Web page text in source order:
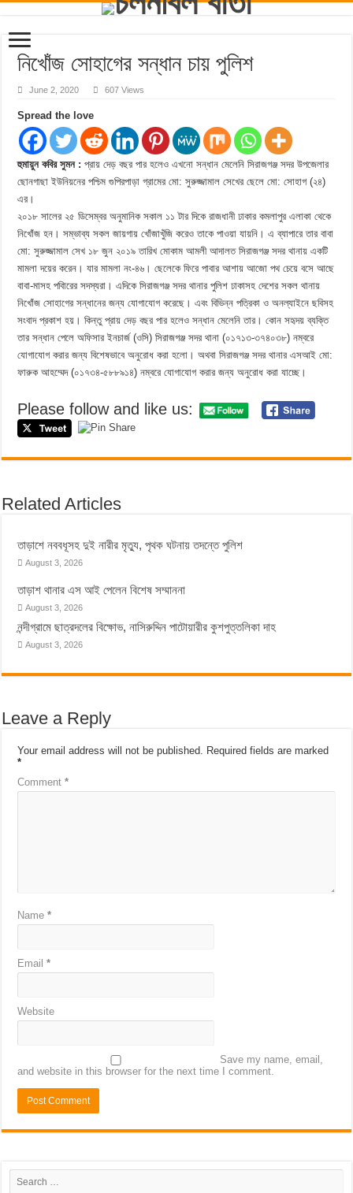
নিখোঁজ সোহাগের সন্ধান চায় পুলিশ
June 2, 2020 607 Views
Spread the love
হুমায়ুন কবির সুমন : প্রায় দেড় বছর পার হলেও এখনো সন্ধান মেলেনি সিরাজগঞ্জ সদর উপজেলার
ছোনগাছা ইউনিয়নের পশ্চিম গুপিরপাড়া গ্রামের মো: সুরুজ্জামাল সেখের ছেলে মো: সোহাগ (২৪)
এর।
২০১৮ সালের ২৫ ডিসেম্বর অনুমানিক সকাল ১১ টার দিকে রাজধানী ঢাকার কমলাপুর এলাকা থেকে
নিখোঁজ হন। সম্ভাব্য সকল জায়গায় খোঁজাখুঁজি করেও তাকে পাওয়া যায়নি। এ ব্যাপারে তার বাবা
মো: সুরুজ্জামাল সেখ ১৮ জুন ২০১৯ তারিখ মোকাম আমলী আদালত সিরাজগঞ্জ সদর থানায় একটি
মামলা দয়ের করেন। যার মামলা নং-৪৬। ছেলেকে ফিরে পাবার আশায় আজো পথ চেয়ে বসে আছে
বাবা-মাসহ পবিারের সদস্যরা। এদিকে সিরাজগঞ্জ সদর থানার পুলিশ ঢাকাসহ দেশের সকল থানায়
নিখোঁজ সোহাগের সন্ধানের জন্য যোগাযোগ করেছে। এবং বিভিন্ন পত্রিকা ও অনল্যাইনে ছবিসহ
সংবাদ প্রকাশ হয়। কিন্তু প্রায় দেড় বছর পার হলেও সন্ধান মেলেনি তার। কোন সহৃদয় ব্যক্তি
তার সন্ধান পেলে অফিসার ইনচার্জ (ওসি) সিরাজগঞ্জ সদর থানা (০১৭১৩-৩৭৪০৩৮) নম্বরে
যোগাযোগ করার জন্য বিশেষভাবে অনুরোধ করা হলো। অথবা সিরাজগঞ্জ সদর থানার এসআই মো:
ফারুক আহম্মেদ (০১৭৩৪-৫৮৮৯১৪) নম্বরে যোগাযোগ করার জন্য অনুরোধ করা যাচ্ছে।
Please follow and like us:
Related Articles
তাড়াশে নববধূসহ দুই নারীর মৃত্যু, পৃথক ঘটনায় তদন্তে পুলিশ
August 3, 2026
তাড়াশ থানার এস আই পেলেন বিশেষ সম্মাননা
August 3, 2026
নন্দীগ্রামে ছাত্রদলের বিক্ষোভ, নাসিরুদ্দিন পাটোয়ারীর কুশপুত্তলিকা দাহ
August 3, 2026
Leave a Reply
Your email address will not be published. Required fields are marked
*
Comment*
Name*
Email*
Website
Save my name, email,
and website in this browser for the next time I comment.